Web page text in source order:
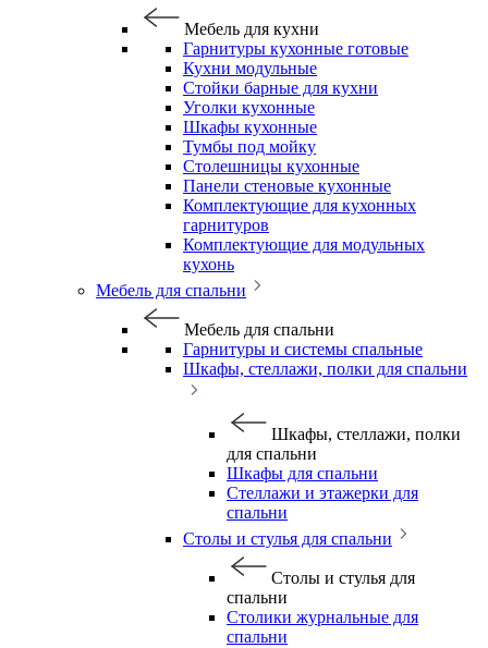
Мебель для кухни
Гарнитуры кухонные готовые
Кухни модульные
Стойки барные для кухни
Уголки кухонные
Шкафы кухонные
Тумбы под мойку
Столешницы кухонные
Панели стеновые кухонные
Комплектующие для кухонных
гарнитуров
Комплектующие для модульных
кухонь
Мебель для спальни
Мебель для спальни
Гарнитуры и системы спальные
Шкафы, стеллажи, полки для спальни
Шкафы, стеллажи, полки
для спальни
Шкафы для спальни
Стеллажи и этажерки для
спальни
Столы и стулья для спальни
Столы и стулья для
спальни
Столики журнальные для
спальни